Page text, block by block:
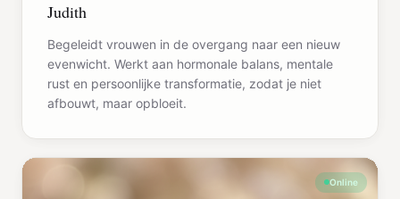
Judith
Begeleidt vrouwen in de overgang naar een nieuw
evenwicht. Werkt aan hormonale balans, mentale
rust en persoonlijke transformatie, zodat je niet
afbouwt, maar opbloeit.
Online